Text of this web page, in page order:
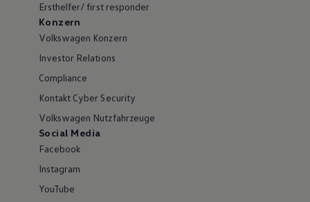
Ersthelfer/ first responder
Konzern
Volkswagen Konzern
Investor Relations
Compliance
Kontakt Cyber Security
Volkswagen Nutzfahrzeuge
Social Media
Facebook
Instagram
YouTube